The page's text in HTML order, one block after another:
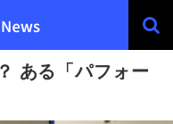
ある「パフォー